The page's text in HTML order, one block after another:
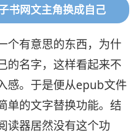
书网文主角换成自己
个有意思的东西，为什
的名字，这样看起来不
感。于是便从epub文件
单的文字替换功能。结
读器居然没有这个功